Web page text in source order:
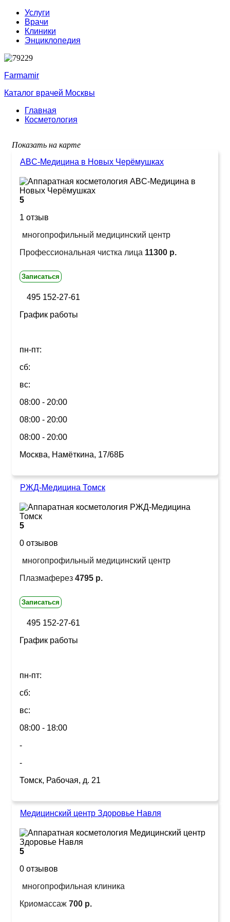
Услуги
Врачи
Клиники
Энциклопедия
Farmamir
Каталог врачей Москвы
Главная
Косметология
Показать на карте
ABC-Медицина в Новых Черёмушках
5
1 отзыв
многопрофильный медицинский центр
Профессиональная чистка лица 11300 р.
Записаться
495 152-27-61
График работы
пн-пт:
сб:
вс:
08:00 - 20:00
08:00 - 20:00
08:00 - 20:00
Москва, Намёткина, 17/68Б
РЖД-Медицина Томск
5
0 отзывов
многопрофильный медицинский центр
Плазмаферез 4795 р.
Записаться
495 152-27-61
График работы
пн-пт:
сб:
вс:
08:00 - 18:00
-
-
Томск, Рабочая, д. 21
Медицинский центр Здоровье Навля
5
0 отзывов
многопрофильная клиника
Криомассаж 700 р.